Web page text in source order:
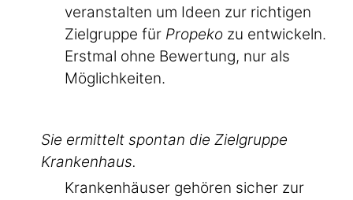
veranstalten um Ideen zur richtigen
Zielgruppe für Propeko zu entwickeln.
Erstmal ohne Bewertung, nur als
Möglichkeiten.
Sie ermittelt spontan die Zielgruppe
Krankenhaus.
Krankenhäuser gehören sicher zur